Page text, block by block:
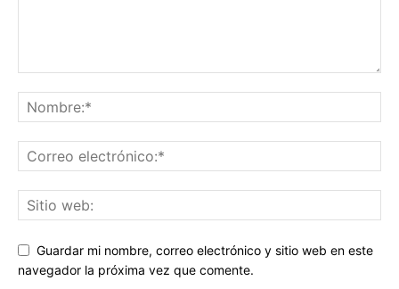
Guardar mi nombre, correo electrónico y sitio web en este
navegador la próxima vez que comente.